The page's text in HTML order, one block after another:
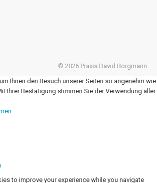
© 2026 Praxis David Borgmann
Ihnen den Besuch unserer Seiten so angenehm wie
Ihrer Bestätigung stimmen Sie der Verwendung aller
to improve your experience while you navigate